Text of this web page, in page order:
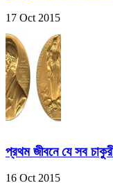
17 Oct 2015
প্রথম জীবনে যে সব
16 Oct 2015